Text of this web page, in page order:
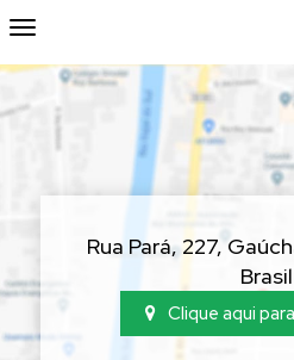
Rua Pará, 227,
Brasil
Clique aqui